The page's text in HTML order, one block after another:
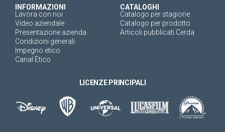
INFORMAZIONI
Lavora con noi
Video aziendale
Presentazione azienda
Condizioni generali
Impegno etico
Canal Ético
CATALOGHI
Catalogo per stagione
Catalogo per prodotto
Articoli pubblicati Cerda
LICENZE PRINCIPALI